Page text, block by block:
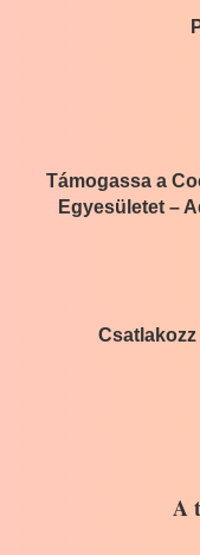
Támogassa a
Egyesületet –
A